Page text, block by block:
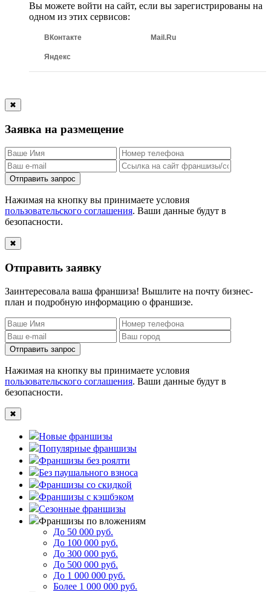
Вы можете войти на сайт, если вы зарегистрированы на
одном из этих сервисов:
ВКонтакте Mail.Ru
Яндекс
✖
Заявка на размещение
Отправить запрос
Нажимая на кнопку вы принимаете условия
пользовательского соглашения. Ваши данные будут в
безопасности.
✖
Отправить заявку
Заинтересовала ваша франшиза! Вышлите на почту бизнес-
план и подробную информацию о франшизе.
Отправить запрос
Нажимая на кнопку вы принимаете условия
пользовательского соглашения. Ваши данные будут в
безопасности.
✖
Новые франшизы
Популярные франшизы
Франшизы без роялти
Без паушального взноса
Франшизы со скидкой
Франшизы с кэшбэком
Сезонные франшизы
Франшизы по вложениям
До 50 000 руб.
До 100 000 руб.
До 300 000 руб.
До 500 000 руб.
До 1 000 000 руб.
Более 1 000 000 руб.